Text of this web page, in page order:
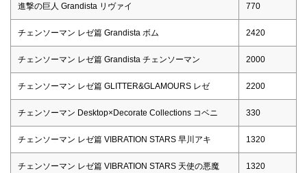
進撃の巨人 Grandista リヴァイ 770
チェンソーマン レゼ篇 Grandista ボム 2420
チェンソーマン レゼ篇 Grandista チェンソーマン 2000
チェンソーマン レゼ篇 GLITTER&GLAMOURS レゼ 2200
チェンソーマン Desktop×Decorate Collections コベニ 330
チェンソーマン レゼ篇 VIBRATION STARS 早川アキ 1320
チェンソーマン レゼ篇 VIBRATION STARS 天使の悪魔 1320